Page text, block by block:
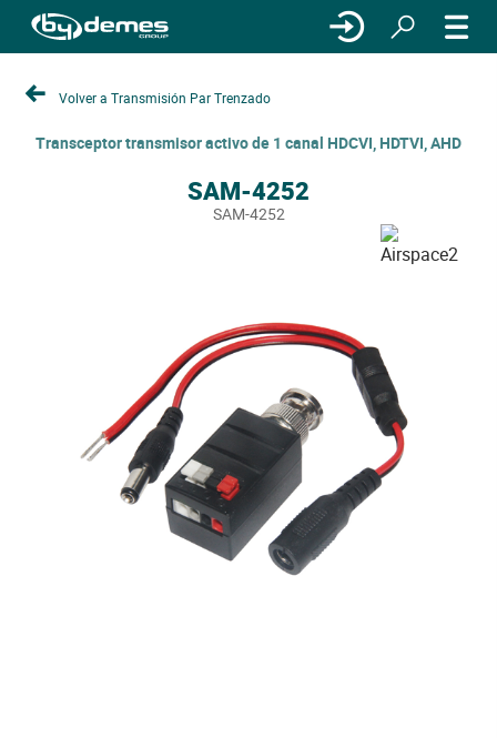
Volver a Transmisión Par Trenzado
Transceptor transmisor activo de 1 canal HDCVI, HDTVI, AHD
SAM-4252
SAM-4252